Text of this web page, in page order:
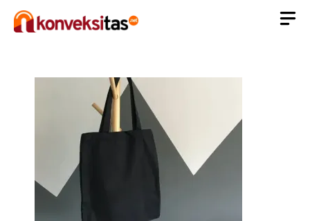
Langsung